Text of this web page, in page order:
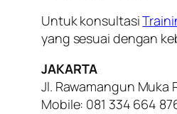
Untuk konsultasi
yang sesuai dengan
JAKARTA
Jl. Rawamangun Muka
Mobile: 081 334 664